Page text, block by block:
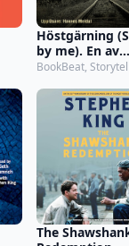
Höstgärning
by me). En av
berättelserna ur
Årstider
BookBeat, Storytel
The